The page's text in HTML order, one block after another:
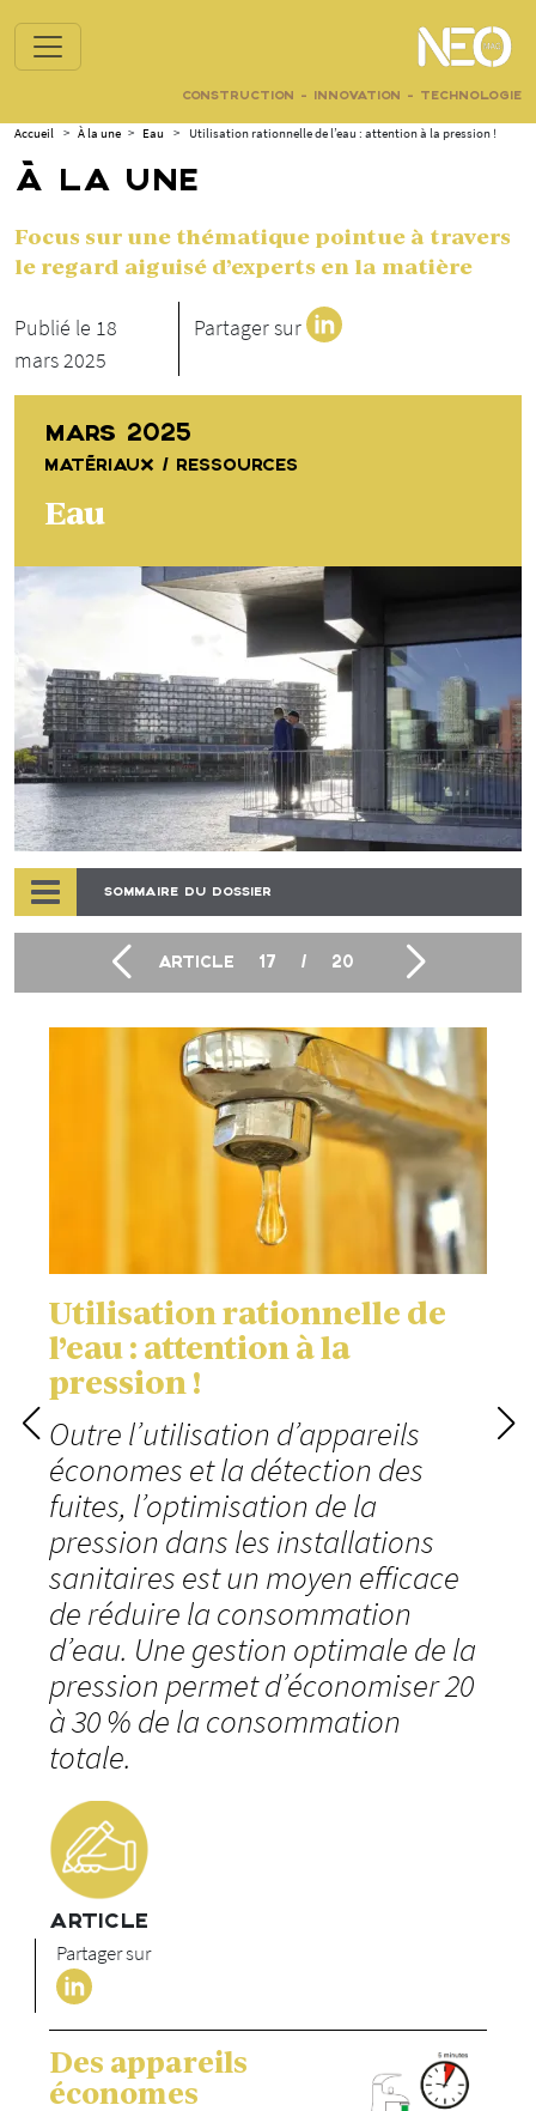
CONSTRUCTION - INNOVATION - TECHNOLOGIE
Accueil > À la une > Eau > Utilisation rationnelle de l’eau : attention à la pression !
À LA UNE
Focus sur une thématique pointue à travers
le regard aiguisé d’experts en la matière
Publié le 18
mars 2025
Partager sur
MARS 2025
MATÉRIAUX / RESSOURCES
Eau
SOMMAIRE DU DOSSIER
ARTICLE 17 / 20
Utilisation rationnelle de
l’eau : attention à la
pression !
Outre l’utilisation d’appareils
économes et la détection des
fuites, l’optimisation de la
pression dans les installations
sanitaires est un moyen efficace
de réduire la consommation
d’eau. Une gestion optimale de la
pression permet d’économiser 20
à 30 % de la consommation
totale.
ARTICLE
Partager sur
Des appareils
économes